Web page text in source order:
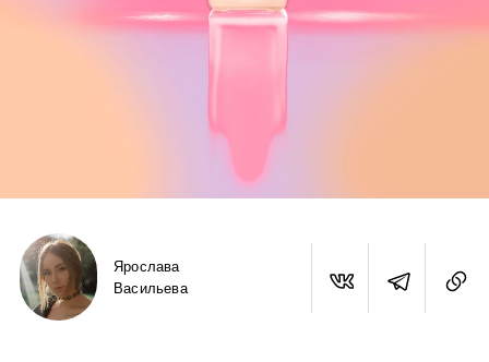
Ярослава
Васильева